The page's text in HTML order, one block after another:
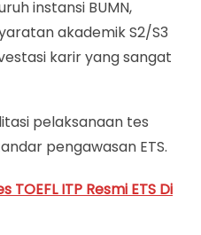
instansi BUMN,
akademik S2/S3
karir yang sangat
pelaksanaan tes
pengawasan ETS.
ITP Resmi ETS Di